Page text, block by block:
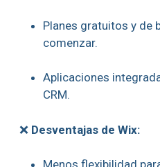
Planes gratuitos y de
comenzar.
Aplicaciones
CRM.
❌ Desventajas de Wix: